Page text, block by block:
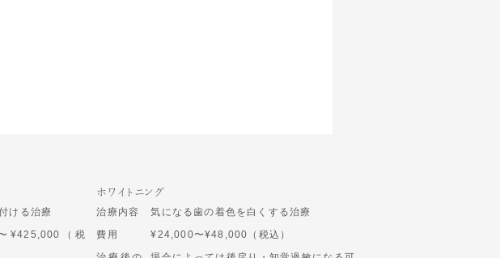
ける治療
¥425,000（税
ホワイトニング
治療内容
気になる歯の着色を白くする治療
費用
¥24,000〜¥48,000（税込）